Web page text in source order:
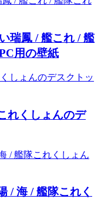
瑞鳳 / 艦これ / 艦
用の壁紙
れくしょんのデ
/ 海 / 艦隊これく